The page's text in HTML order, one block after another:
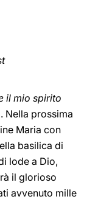
il mio spirito
Nella prossima
Maria con
basilica di
lode a Dio,
il glorioso
avvenuto mille